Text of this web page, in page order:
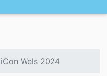
Wels 2024